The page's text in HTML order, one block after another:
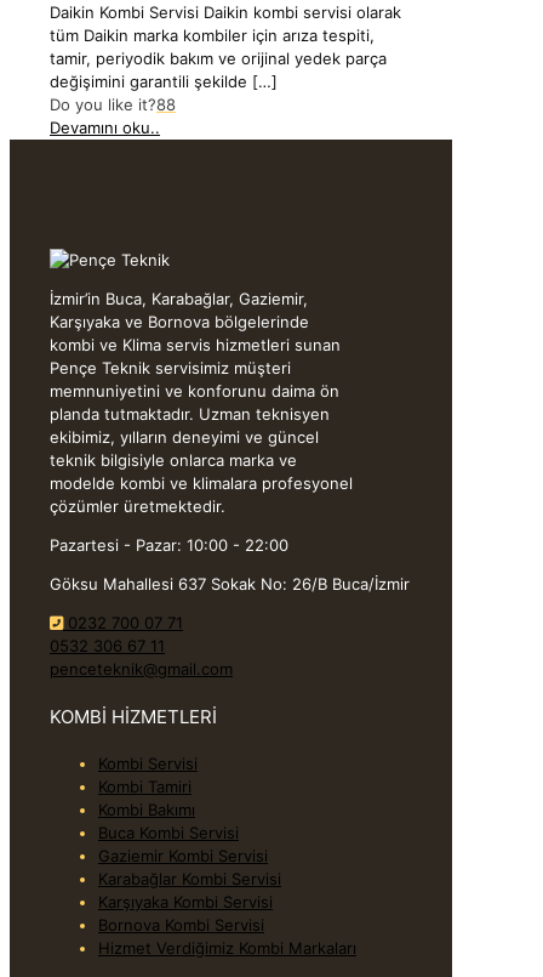
Daikin Kombi Servisi Daikin kombi servisi olarak
tüm Daikin marka kombiler için arıza tespiti,
tamir, periyodik bakım ve orijinal yedek parça
değişimini garantili şekilde […]
Do you like it?88
Devamını oku..
İzmir’in Buca, Karabağlar, Gaziemir,
Karşıyaka ve Bornova bölgelerinde
kombi ve Klima servis hizmetleri sunan
Pençe Teknik servisimiz müşteri
memnuniyetini ve konforunu daima ön
planda tutmaktadır. Uzman teknisyen
ekibimiz, yılların deneyimi ve güncel
teknik bilgisiyle onlarca marka ve
modelde kombi ve klimalara profesyonel
çözümler üretmektedir.
Pazartesi - Pazar: 10:00 - 22:00
Göksu Mahallesi 637 Sokak No: 26/B Buca/İzmir
0232 700 07 71
0532 306 67 11
penceteknik@gmail.com
KOMBİ HİZMETLERİ
Kombi Servisi
Kombi Tamiri
Kombi Bakımı
Buca Kombi Servisi
Gaziemir Kombi Servisi
Karabağlar Kombi Servisi
Karşıyaka Kombi Servisi
Bornova Kombi Servisi
Hizmet Verdiğimiz Kombi Markaları